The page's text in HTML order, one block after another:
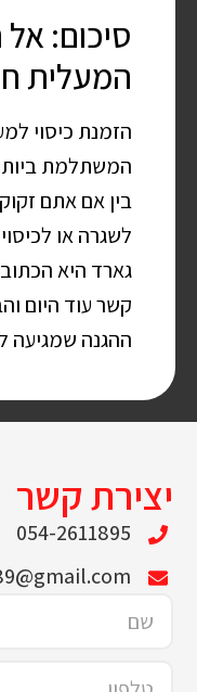
סיכום:
המעלית
הזמנת כיסוי
המשתלמת
בין אם אתם
לשגרה או
גארד היא
קשר עוד היום
ההגנה שמגיעה
יצירת קשר
054-2611895